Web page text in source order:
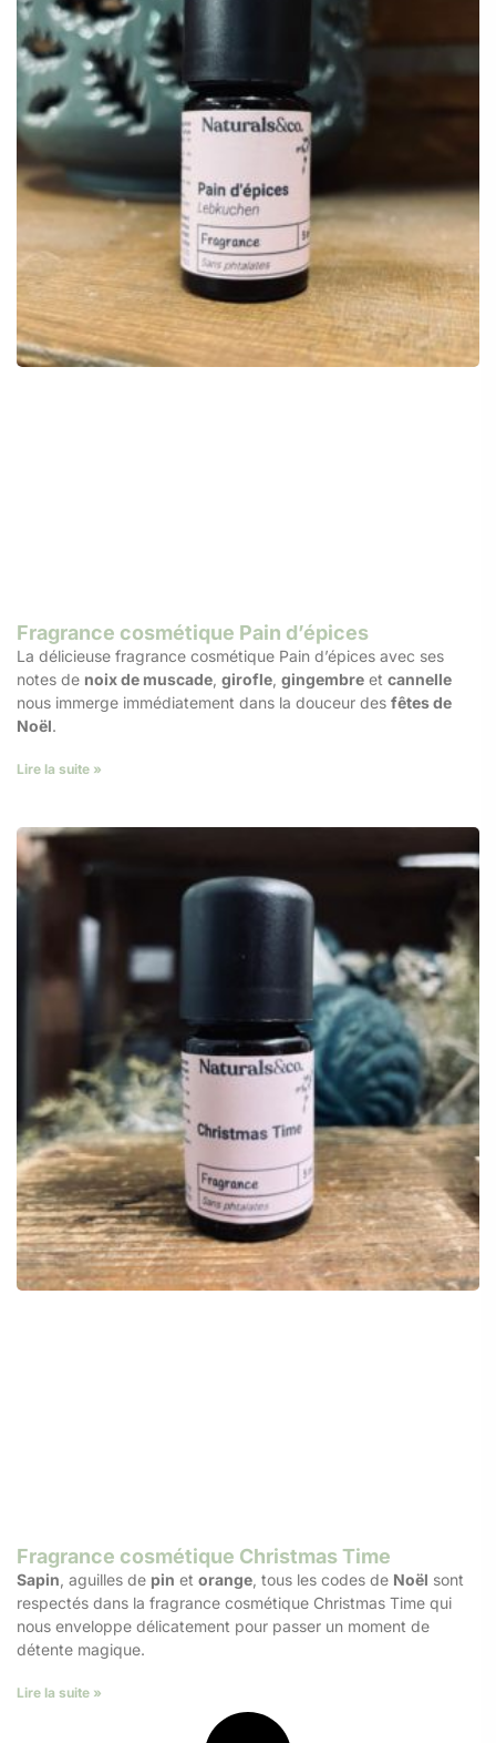
Fragrance cosmétique Pain d’épices
La délicieuse fragrance cosmétique Pain d’épices avec ses
notes de noix de muscade girofle gingembre et cannelle
nous immerge immédiatement dans la douceur des fêtes de
Noël.
Lire la suite »
Fragrance cosmétique Christmas Time
Sapin , aguilles de pin et orange , tous les codes de Noël sont
respectés dans la fragrance cosmétique Christmas Time qui
nous enveloppe délicatement pour passer un moment de
détente magique.
Lire la suite »